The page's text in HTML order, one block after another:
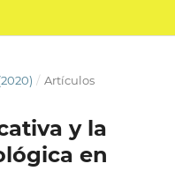
/ Artículos
y la
en